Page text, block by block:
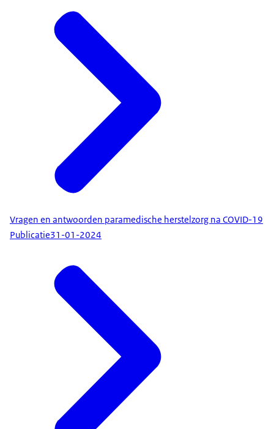
logopedie, moet hen helpen om zo veel mogelijk
hun levens weer op te kunnen pakken.
[Harald Miedema]
Deze verruiming is echt bedoeld voor mensen die
extreem ziek zijn geweest door die corona-
infectie. We kennen allemaal de beelden van
mensen die op ic's zijn opgenomen geweest en
in ziekenhuizen zijn opgenomen geweest. Maar
ook mensen in de thuissituatie zijn ernstig en
langdurig ziek geweest. Mensen die dan in de
herstelfase dus nog ernstige klachten en
bedoeld.
Voor de mensen die in het ziekenhuis zijn
specialist welke zorg nodig is. Dat kan de specialist
zijn die dat bij ontslag vaststelt of bij een
poliklinische controle. Het kan ook zijn dat
iemand in een revalidatiecentrum is opgenomen
en dat de specialist daar die zorg bepaalt. Voor de
mensen die thuis ziek zijn geweest, speelt de
huisarts een belangrijke rol. Die moet vaststellen
of iemand zodanig ernstige klachten en
beperkingen ondervindt in die herstelfase, dat
deze zorg nodig is.
Vragen en antwoorden paramedische herstelzorg na COVID-19
Publicatie31-01-2024